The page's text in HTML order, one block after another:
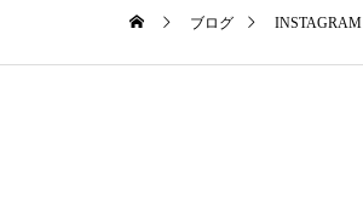
ブログ INSTAGRAM